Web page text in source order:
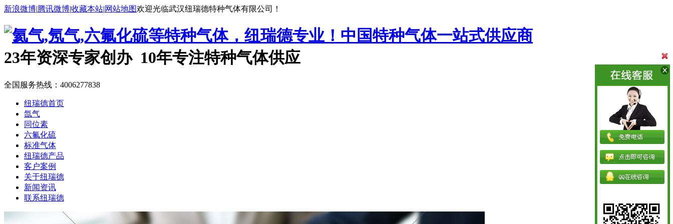
新浪微博|腾讯微博|收藏本站|网站地图欢迎光临武汉纽瑞德特种气体有限公司！
中国特种气体一站式供应商
23年资深专家创办 10年专注特种气体供应
全国服务热线： 4006277838
纽瑞德首页
氙气
同位素
六氟化硫
标准气体
纽瑞德产品
客户案例
关于纽瑞德
新闻资讯
联系纽瑞德